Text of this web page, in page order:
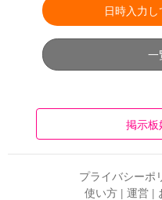
日時入力
一
掲示板
プライバシーポ
使い方 | 運営 |